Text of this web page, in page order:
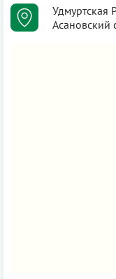
Удмуртская
Асановский